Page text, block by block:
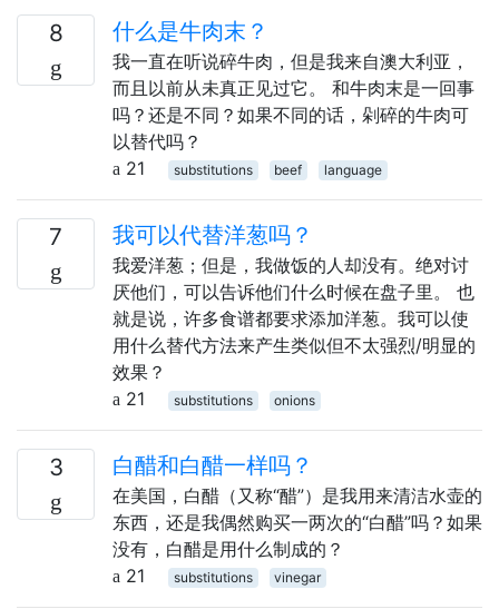
8 什么是牛肉末？
我一直在听说碎牛肉，但是我来自澳大利亚，
而且以前从未真正见过它。 和牛肉末是一回事
吗？还是不同？如果不同的话，剁碎的牛肉可
以替代吗？
21
substitutions beef language
7 我可以代替洋葱吗？
我爱洋葱；但是，我做饭的人却没有。绝对讨
厌他们，可以告诉他们什么时候在盘子里。 也
就是说，许多食谱都要求添加洋葱。我可以使
用什么替代方法来产生类似但不太强烈/明显的
效果？
21
substitutions onions
3 白醋和白醋一样吗？
在美国，白醋（又称“醋”）是我用来清洁水壶的
东西，还是我偶然购买一两次的“白醋”吗？如果
没有，白醋是用什么制成的？
21
substitutions vinegar